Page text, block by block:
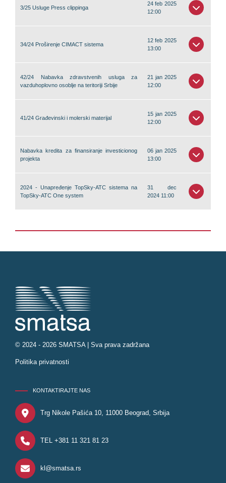
3/25 Usluge Press clippinga
24 feb 2025
12:00
34/24 Proširenje CIMACT sistema
12 feb 2025
13:00
42/24 Nabavka zdravstvenih usluga za
vazduhoplovno osoblje na teritoriji Srbije
21 jan 2025
12:00
41/24 Građevinski i molerski materijal
15 jan 2025
12:00
Nabavka kredita za finansiranje investicionog
projekta
06 jan 2025
13:00
2024 - Unapređenje TopSky-ATC sistema na
TopSky-ATC One system
31 dec
2024 11:00
© 2024 - 2026 SMATSA | Sva prava zadržana
Politika privatnosti
KONTAKTIRAJTE NAS
Trg Nikole Pašića 10, 11000 Beograd, Srbija
TEL +381 11 321 81 23
kl@smatsa.rs